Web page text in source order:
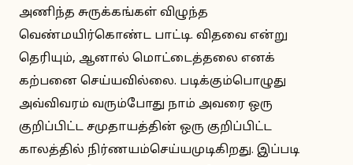
அணிந்த சுருக்கங்கள் விழுந்த
வெண்மயிர்கொண்ட பாட்டி. விதவை என்று
தெரியும், ஆனால் மொட்டைத்தலை எனக்
கற்பனை செய்யவில்லை. படிக்கும்பொழுது
அவ்விவரம் வரும்போது நாம் அவரை ஒரு
குறிப்பிட்ட சமுதாயத்தின் ஒரு குறிப்பிட்ட
காலத்தில் நிர்ணயம்செய்யமுடிகிறது. இப்படி